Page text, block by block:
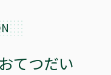
てつだい